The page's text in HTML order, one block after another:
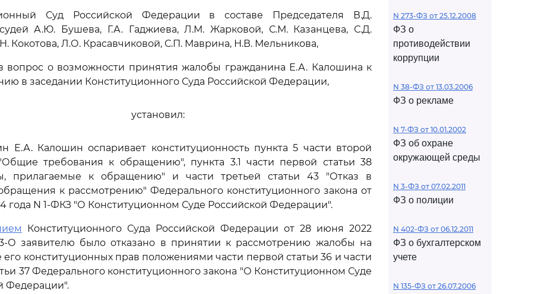
Суд Российской Федерации в составе Председателя В.Д.
А.Ю. Бушева, Г.А. Гаджиева, Л.М. Жарковой, С.М. Казанцева, С.Д.
Кокотова, Л.О. Красавчиковой, С.П. Маврина, Н.В. Мельникова,
вопрос о возможности принятия жалобы гражданина Е.А. Калошина к
в заседании Конституционного Суда Российской Федерации,
установил:
Е.А. Калошин оспаривает конституционность пункта 5 части второй
требования к обращению", пункта 3.1 части первой статьи 38
прилагаемые к обращению" и части третьей статьи 43 "Отказ в
к рассмотрению" Федерального конституционного закона от
года N 1-ФКЗ "О Конституционном Суде Российской Федерации".
Конституционного Суда Российской Федерации от 28 июня 2022
О заявителю было отказано в принятии к рассмотрению жалобы на
конституционных прав положениями части первой статьи 36 и части
37 Федерального конституционного закона "О Конституционном Суде
Федерации".
N 273-ФЗ от 25.12.2008
ФЗ о
противодействии
коррупции
N 38-ФЗ от 13.03.2006
ФЗ о рекламе
N 7-ФЗ от 10.01.2002
ФЗ об охране
окружающей среды
N 3-ФЗ от 07.02.2011
ФЗ о полиции
N 402-ФЗ от 06.12.2011
ФЗ о бухгалтерском
учете
N 135-ФЗ от 26.07.2006